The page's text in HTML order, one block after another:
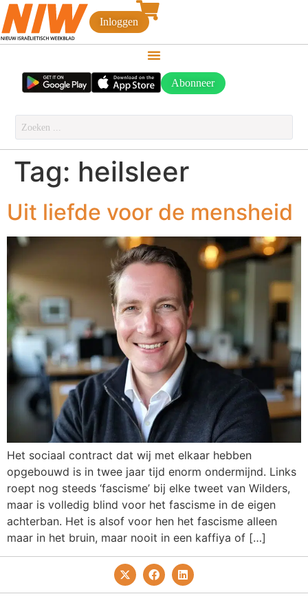
Inloggen
Abonneer
Tag: heilsleer
Uit liefde voor de mensheid
Het sociaal contract dat wij met elkaar hebben
opgebouwd is in twee jaar tijd enorm ondermijnd. Links
roept nog steeds ‘fascisme’ bij elke tweet van Wilders,
maar is volledig blind voor het fascisme in de eigen
achterban. Het is alsof voor hen het fascisme alleen
maar in het bruin, maar nooit in een kaffiya of […]